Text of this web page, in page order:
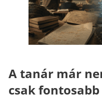
A tanár már
csak